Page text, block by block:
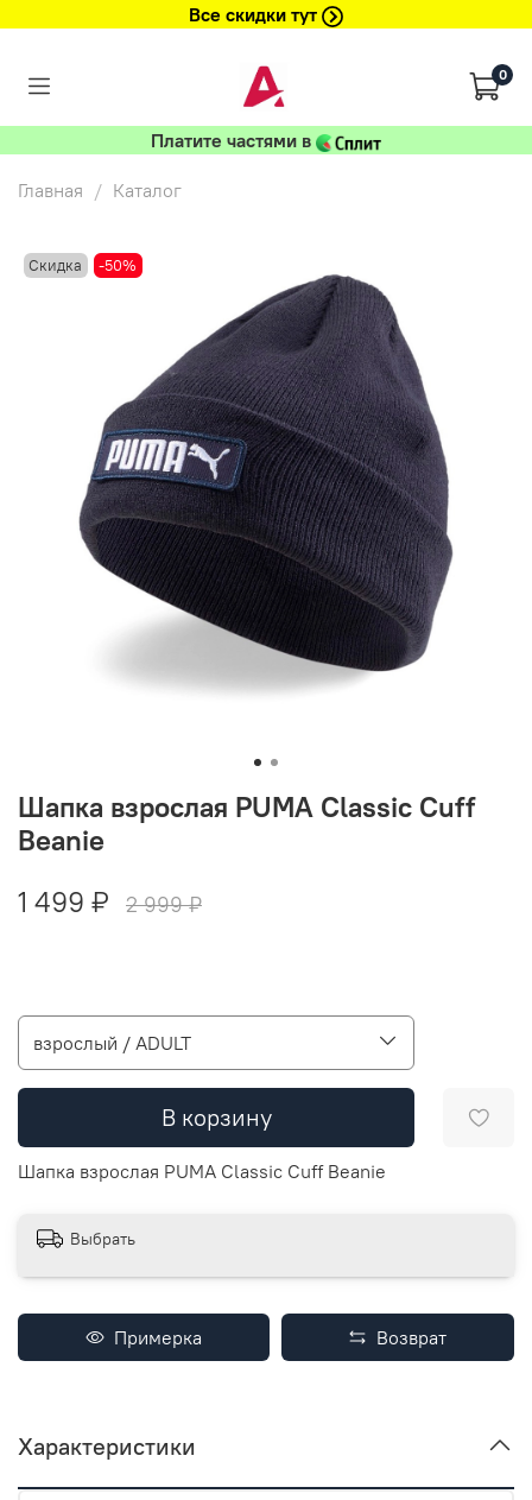
Все скидки тут
0
Платите частями в
Главная Каталог
Скидка -50%
Шапка взрослая PUMA Classic Cuff
Beanie
1 499 ₽
2 999 ₽
взрослый / ADULT
В корзину
Шапка взрослая PUMA Classic Cuff Beanie
Выбрать
Примерка Возврат
Характеристики